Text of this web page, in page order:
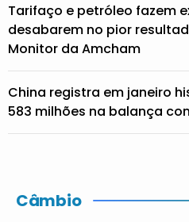
Tarifaço e petróleo fazem
desabarem no pior
Monitor da Amcham
China registra em janeiro
583 milhões na balança
Câmbio